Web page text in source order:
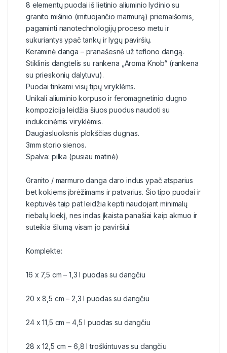
8 elementų puodai iš lietinio aliuminio lydinio su
granito mišinio (imituojančio marmurą) priemaišomis,
pagaminti nanotechnologijų proceso metu ir
sukuriantys ypač tankų ir lygų paviršių.
Keraminė danga – pranašesnė už teflono dangą.
Stiklinis dangtelis su rankena „Aroma Knob“ (rankena
su prieskonių dalytuvu).
Puodai tinkami visų tipų viryklėms.
Unikali aliuminio korpuso ir feromagnetinio dugno
kompozicija leidžia šiuos puodus naudoti su
indukcinėmis viryklėmis.
Daugiasluoksnis plokščias dugnas.
3mm storio sienos.
Spalva: pilka (pusiau matinė)
Granito / marmuro danga daro indus ypač atsparius
bet kokiems įbrėžimams ir patvarius. Šio tipo puodai ir
keptuvės taip pat leidžia kepti naudojant minimalų
riebalų kiekį, nes indas įkaista panašiai kaip akmuo ir
suteikia šilumą visam jo paviršiui.
Komplekte:
16 x 7,5 cm – 1,3 l puodas su dangčiu
20 x 8,5 cm – 2,3 l puodas su dangčiu
24 x 11,5 cm – 4,5 l puodas su dangčiu
28 x 12,5 cm – 6,8 l troškintuvas su dangčiu